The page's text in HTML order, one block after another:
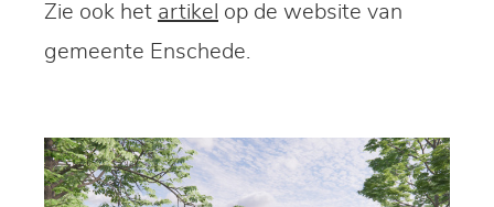
Zie ook het artikel op de website van
gemeente Enschede.